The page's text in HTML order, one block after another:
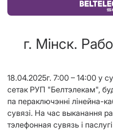
Купіць
г. Мінск.
18.04.2025г. 7:00 – 14:00 у
сетак РУП "Белтэлекам",
па пераключэнні лінейна-
сувязі. На час выканання
тэлефонная сувязь і